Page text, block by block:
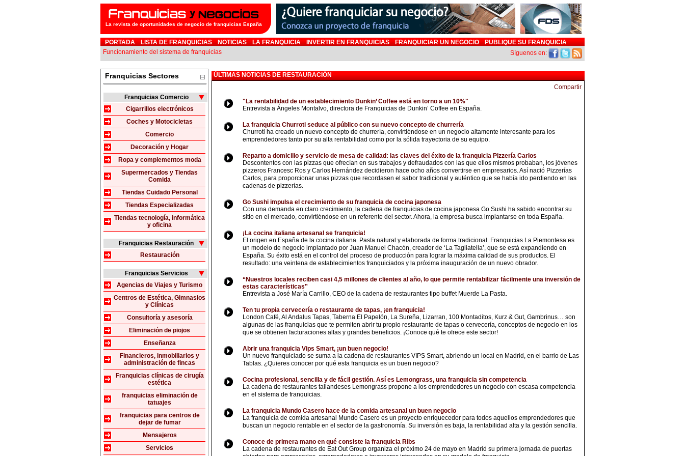
La revista de oportunidades de negocio de franquicias España
PORTADA LISTA DE FRANQUICIAS NOTICIAS LA FRANQUICIA INVERTIR EN FRANQUICIAS FRANQUICIAR UN NEGOCIO
PUBLIQUE SU FRANQUICIA
Funcionamiento del sistema de franquicias
Síguenos en:
Franquicias Sectores
Franquicias Comercio
Cigarrillos electrónicos
Coches y Motocicletas
Comercio
Decoración y Hogar
Ropa y complementos moda
Supermercados y Tiendas
Comida
Tiendas Cuidado Personal
Tiendas Especializadas
Tiendas tecnología, informática
y oficina
Franquicias Restauración
Restauración
Franquicias Servicios
Agencias de Viajes y Turismo
Centros de Estética, Gimnasios
y Clínicas
Consultoría y asesoría
Eliminación de piojos
Enseñanza
Financieros, inmobiliarios y
administración de fincas
Franquicias clínicas de cirugía
estética
franquicias eliminación de
tatuajes
franquicias para centros de
dejar de fumar
Mensajeros
Servicios
ÚLTIMAS NOTICIAS DE RESTAURACIÓN
"La rentabilidad de un establecimiento Dunkin’ Coffee está en torno a un 10%"
Entrevista a Ángeles Montalvo, directora de Franquicias de Dunkin’ Coffee en España.
La franquicia Churroti seduce al público con su nuevo concepto de churrería
Churroti ha creado un nuevo concepto de churrería, convirtiéndose en un negocio altamente interesante para los
emprendedores tanto por su alta rentabilidad como por la sólida trayectoria de su equipo.
Reparto a domicilio y servicio de mesa de calidad: las claves del éxito de la franquicia Pizzería Carlos
Descontentos con las pizzas que ofrecían en sus trabajos y defraudados con las que ellos mismos probaban, los jóvenes
pizzeros Francesc Ros y Carlos Hernández decidieron hace ocho años convertirse en empresarios. Así nació Pizzerías
Carlos, para proporcionar unas pizzas que recordasen el sabor tradicional y auténtico que se había ido perdiendo en las
cadenas de pizzerías.
Go Sushi impulsa el crecimiento de su franquicia de cocina japonesa
Con una demanda en claro crecimiento, la cadena de franquicias de cocina japonesa Go Sushi ha sabido encontrar su
sitio en el mercado, convirtiéndose en un referente del sector. Ahora, la empresa busca implantarse en toda España.
¡La cocina italiana artesanal se franquicia!
El origen en España de la cocina italiana. Pasta natural y elaborada de forma tradicional. Franquicias La Piemontesa es
un modelo de negocio implantado por Juan Manuel Chacón, creador de ‘La Tagliatella’, que se está expandiendo en
España. Su éxito está en el control del proceso de producción para lograr la máxima calidad de sus productos. El
resultado: una veintena de establecimientos franquiciados y la próxima inauguración de un nuevo obrador.
“Nuestros locales reciben casi 4,5 millones de clientes al año, lo que permite rentabilizar fácilmente una inversión de
estas características”
Entrevista a José María Carrillo, CEO de la cadena de restaurantes tipo buffet Muerde La Pasta.
Ten tu propia cervecería o restaurante de tapas, ¡en franquicia!
London Café, Al Andalus Tapas, Taberna El Papelón, La Sureña, Lizarran, 100 Montaditos, Kurz & Gut, Gambrinus… son
algunas de las franquicias que te permiten abrir tu propio restaurante de tapas o cervecería, conceptos de negocio en los
que se obtienen facturaciones altas y grandes beneficios. ¡Conoce qué te ofrece este sector!
Abrir una franquicia Vips Smart, ¡un buen negocio!
Un nuevo franquiciado se suma a la cadena de restaurantes VIPS Smart, abriendo un local en Madrid, en el barrio de Las
Tablas. ¿Quieres conocer por qué esta franquicia es un buen negocio?
Cocina profesional, sencilla y de fácil gestión. Así es Lemongrass, una franquicia sin competencia
La cadena de restaurantes tailandeses Lemongrass propone a los emprendedores un negocio con escasa competencia
en el sistema de franquicias.
La franquicia Mundo Casero hace de la comida artesanal un buen negocio
La franquicia de comida artesanal Mundo Casero es un proyecto enriquecedor para todos aquellos emprendedores que
buscan un negocio rentable en el sector de la gastronomía. Su inversión es baja, la rentabilidad alta y la gestión sencilla.
Conoce de primera mano en qué consiste la franquicia Ribs
La cadena de restaurantes de Eat Out Group organiza el próximo 24 de mayo en Madrid su primera jornada de puertas